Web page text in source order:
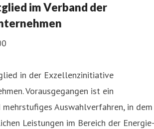
im Verband der
in der Exzellenzinitiative
Vorausgegangen ist ein
Auswahlverfahren, in dem
Leistungen im Bereich der Energie-